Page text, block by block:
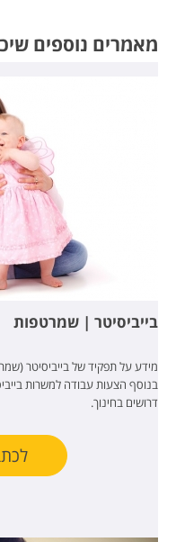
מאמרים נוספים
בייביסיטר | שמרטפות
מידע על תפקיד של בייביסיטר
בנוסף הצעות עבודה למשרות
דרושים בחינוך.